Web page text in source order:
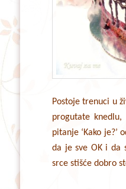
Postoje trenuci u
progutate
pitanje ‘Kako je?’
da je sve OK i da
srce stišće dobro